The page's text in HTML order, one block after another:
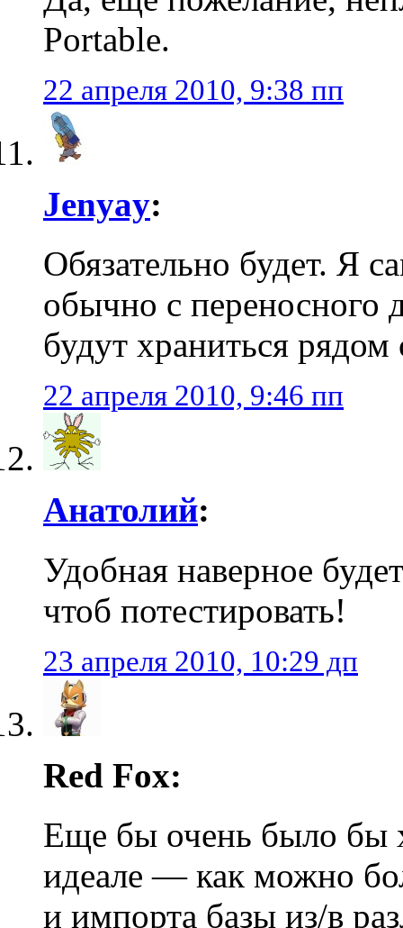
Portable.
22 апреля 2010, 9:38 пп
Jenyay:
Обязательно будет. Я
обычно с переносного
будут храниться
22 апреля 2010, 9:46 пп
Анатолий:
Удобная наверное
чтоб потестировать!
23 апреля 2010, 10:29 дп
Red Fox:
Еще бы очень было бы
идеале — как можно
и импорта базы из/в